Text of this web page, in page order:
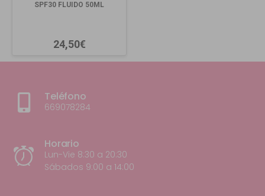
SPF30 FLUIDO 50ML
24,50€
Teléfono
669078284
Horario
Lun-Vie 8:30 a 20:30
Sábados 9:00 a 14:00